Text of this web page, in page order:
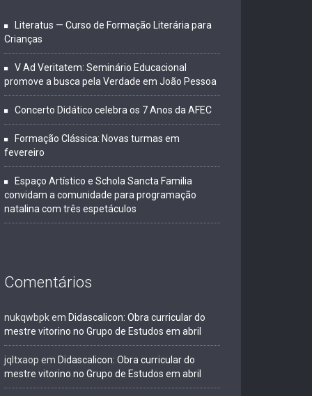
Literatus — Curso de Formação Literária para
Crianças
V Ad Veritatem: Seminário Educacional
promove a busca pela Verdade em João Pessoa
Concerto Didático celebra os 7 Anos da AFEC
Formação Clássica: Novas turmas em
fevereiro
Espaço Artístico e Schola Sancta Familia
convidam a comunidade para programação
natalina com três espetáculos
Comentários
nukqwbpkem Didascalicon: Obra curricular do
mestre vitorino no Grupo de Estudos em abril
jqltxaop em Didascalicon: Obra curricular do
mestre vitorino no Grupo de Estudos em abril